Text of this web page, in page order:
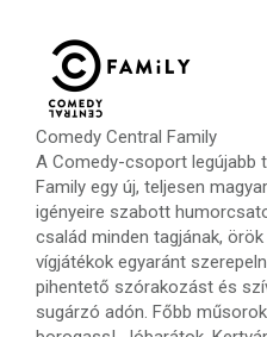
Comedy Central Family
A Comedy-csoport legújabb
Family egy új, teljesen
igényeire szabott
család minden tagjának,
vígjátékok egyaránt
pihentető szórakozást és
sugárzó adón. Főbb